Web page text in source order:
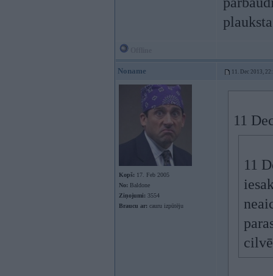
Noname 11. Dec 2013,
Kopš: 17. Feb 2005
No: Baldone
Ziņojumi: 3554
Braucu ar: cauru izpūtēju
11
11